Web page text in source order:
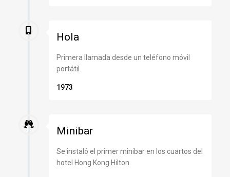
Hola
Primera llamada desde un teléfono móvil
portátil.
1973
Minibar
Se instaló el primer minibar en los cuartos del
hotel Hong Kong Hilton.